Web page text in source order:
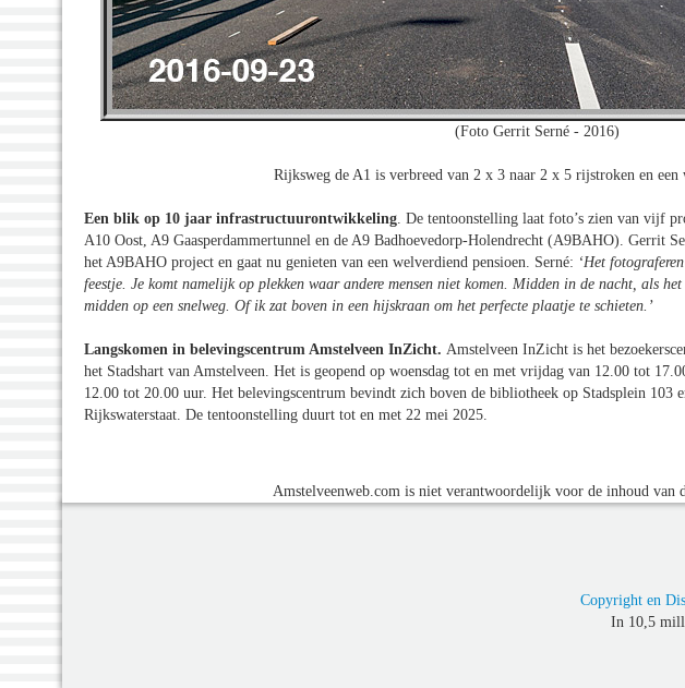
(Foto Gerrit Serné - 2016)
Rijksweg de A1 is verbreed van 2 x 3 naar 2 x 5 rijstroken en een
Een blik op 10 jaar infrastructuurontwikkeling . De tentoonstelling laat foto’s zien van vijf
A10 Oost, A9 Gaasperdammertunnel en de A9 Badhoevedorp-Holendrecht (A9BAHO). Gerrit
het A9BAHO project en gaat nu genieten van een welverdiend pensioen. Serné: ‘Het
feestje. Je komt namelijk op plekken waar andere mensen niet komen. Midden in de nacht, als
midden op een snelweg. Of ik zat boven in een hijskraan om het perfecte plaatje te schieten.’
Langskomen in belevingscentrum Amstelveen InZicht. Amstelveen InZicht is het
het Stadshart van Amstelveen. Het is geopend op woensdag tot en met vrijdag van 12.00 tot
12.00 tot 20.00 uur. Het belevingscentrum bevindt zich boven de bibliotheek op Stadsplein 103
Rijkswaterstaat. De tentoonstelling duurt tot en met 22 mei 2025.
Amstelveenweb.com is niet verantwoordelijk voor de inhoud van
Copyright en
In 10,5